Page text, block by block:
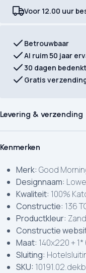
Voor 12.00 uur
Betrouwbaar
Al ruim 50 jaar
30 dagen
Gratis
Levering & verzending
Kenmerken
Merk: Good
Designnaam:
Kwaliteit: 100%
Constructie: 136
Productkleur: Zand
Constructie
Maat: 140x220 +
Sluiting:
SKU: